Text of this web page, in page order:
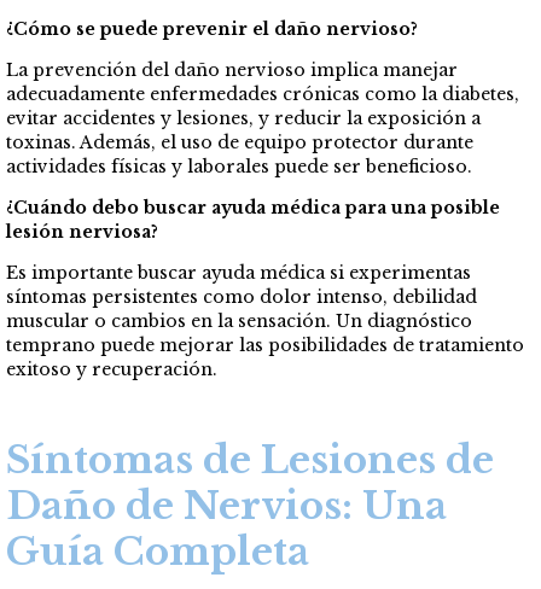
¿Cómo se puede prevenir el daño nervioso?
La prevención del daño nervioso implica manejar
adecuadamente enfermedades crónicas como la diabetes,
evitar accidentes y lesiones, y reducir la exposición a
toxinas. Además, el uso de equipo protector durante
actividades físicas y laborales puede ser beneficioso.
¿Cuándo debo buscar ayuda médica para una posible
lesión nerviosa?
Es importante buscar ayuda médica si experimentas
síntomas persistentes como dolor intenso, debilidad
muscular o cambios en la sensación. Un diagnóstico
temprano puede mejorar las posibilidades de tratamiento
exitoso y recuperación.
Síntomas de Lesiones de
Daño de Nervios: Una
Guía Completa